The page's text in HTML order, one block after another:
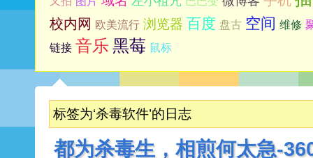
校内网 欧美流行 浏览器 百度 盘古 空间 维修
链接 音乐 黑莓 鼠标
标签为‘杀毒软件’的日志
都为杀毒生，相煎何太急-